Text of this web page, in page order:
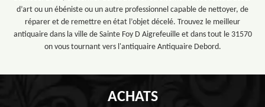
d’art ou un ébéniste ou un autre professionnel capable de nettoyer, de
réparer et de remettre en état l’objet décelé. Trouvez le meilleur
antiquaire dans la ville de Sainte Foy D Aigrefeuille et dans tout le 31570
on vous tournant vers l'antiquaire Antiquaire Debord.
ACHATS